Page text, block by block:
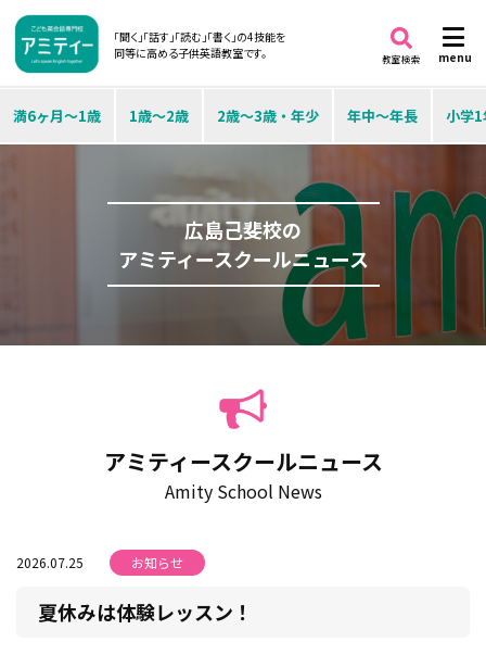
「聞く」「話す」「読む」「書く」の4技能を
同等に高める子供英語教室です。
menu
教室検索
満6ヶ月～1歳 1歳～2歳 2歳～3歳・年少 年中～年長 小学
広島己斐校の
アミティースクールニュース
アミティースクールニュース
Amity School News
2026.07.25 お知らせ
夏休みは体験レッスン！